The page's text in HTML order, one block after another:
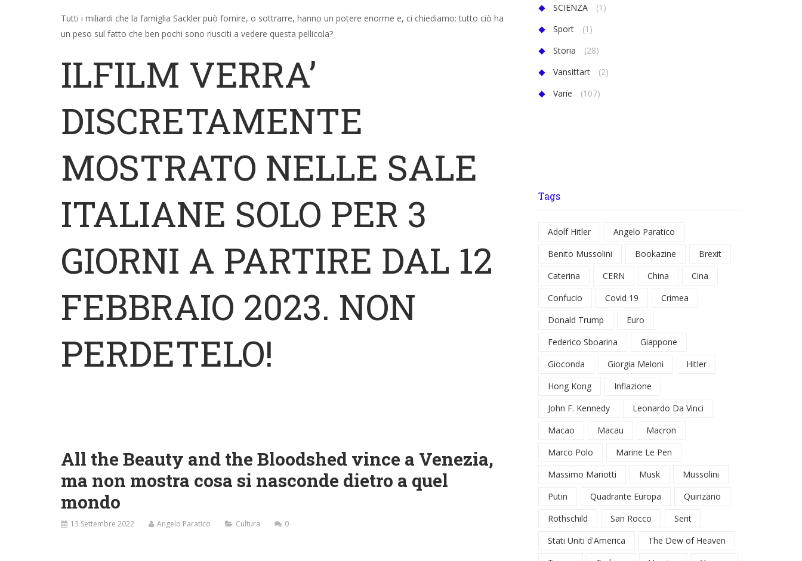
Tutti i miliardi che la famiglia Sackler può fornire, o sottrarre, hanno un potere enorme e, ci chiediamo: tutto ciò ha
un peso sul fatto che ben pochi sono riusciti a vedere questa pellicola?
ILFILM VERRA’
DISCRETAMENTE
MOSTRATO NELLE SALE
ITALIANE SOLO PER 3
GIORNI A PARTIRE DAL 12
FEBBRAIO 2023. NON
PERDETELO!
All the Beauty and the Bloodshed vince a Venezia,
ma non mostra cosa si nasconde dietro a quel
mondo
13 Settembre 2022 Angelo Paratico Cultura 0
SCIENZA
(1)
Sport
(1)
Storia
(28)
Vansittart
(2)
Varie
(107)
Tags
Adolf Hitler
Angelo Paratico
Benito Mussolini
Bookazine
Brexit
Caterina
CERN China
Cina
Confucio
Covid 19
Crimea
Donald Trump
Euro
Federico Sboarina
Giappone
Gioconda
Giorgia Meloni
Hitler
Hong Kong
Inflazione
John F. Kennedy
Leonardo Da Vinci
Macao
Macau
Macron
Marco Polo
Marine Le Pen
Massimo Mariotti
Musk
Mussolini
Putin
Quadrante Europa
Quinzano
Rothschild
San Rocco
Serit
Stati Uniti d'America
The Dew of Heaven